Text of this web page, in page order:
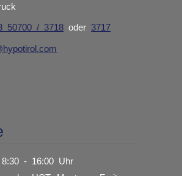
50700 / 3718 oder3717
8:30 - 16:00 Uhr